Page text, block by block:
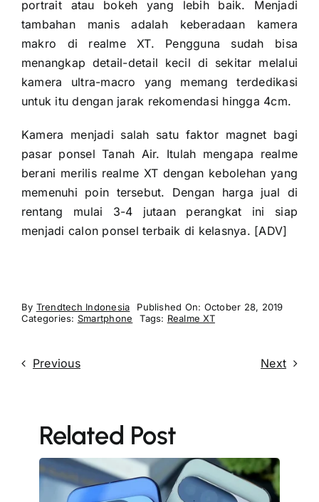
portrait atau bokeh yang lebih baik. Menjadi
tambahan manis adalah keberadaan kamera
makro di realme XT. Pengguna sudah bisa
menangkap detail-detail kecil di sekitar melalui
kamera ultra-macro yang memang terdedikasi
untuk itu dengan jarak rekomendasi hingga 4cm.
Kamera menjadi salah satu faktor magnet bagi
pasar ponsel Tanah Air. Itulah mengapa realme
berani merilis realme XT dengan kebolehan yang
memenuhi poin tersebut. Dengan harga jual di
rentang mulai 3-4 jutaan perangkat ini siap
menjadi calon ponsel terbaik di kelasnya. [ADV]
By Trendtech Indonesia
Published On: October 28, 2019
Categories: Smartphone Tags: Realme XT
Previous Next
Related Post